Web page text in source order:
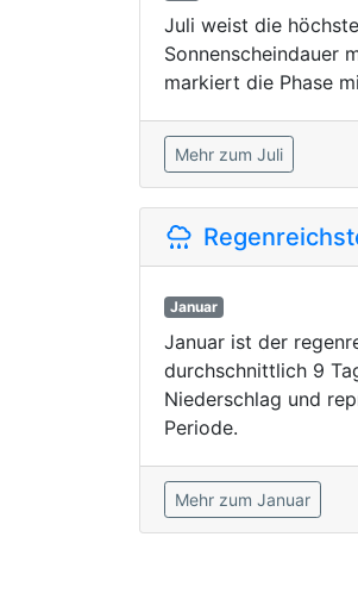
Juli weist die
Sonnenscheindauer
markiert die Phase
Mehr zum Juli
Januar
Januar ist der
durchschnittlich 9
Niederschlag und
Periode.
Mehr zum Januar